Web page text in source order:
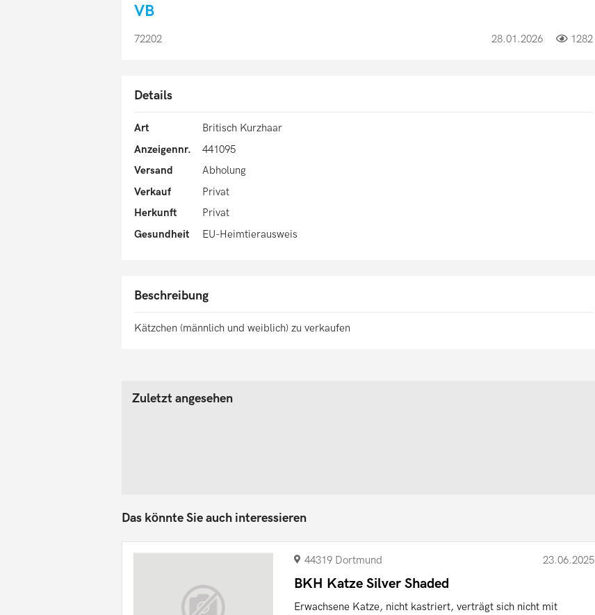
VB
72202 28.01.2026 1282
Details
Art
Britisch Kurzhaar
Anzeigennr.
441095
Versand
Abholung
Verkauf
Privat
Herkunft
Privat
Gesundheit
EU-Heimtierausweis
Beschreibung
Kätzchen (männlich und weiblich) zu verkaufen
Zuletzt angesehen
Das könnte Sie auch interessieren
44319 Dortmund 23.06.2025
BKH Katze Silver Shaded
Erwachsene Katze, nicht kastriert, verträgt sich nicht mit